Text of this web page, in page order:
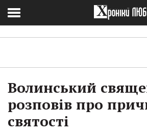
Волинський
розповів про
святості